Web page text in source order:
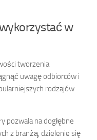
w
tworzenia
uwagę odbiorców i
rodzajów
pozwala na dogłębne
z branżą, dzielenie się